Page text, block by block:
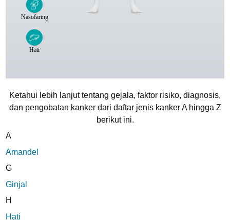
Ketahui lebih lanjut tentang gejala, faktor risiko, diagnosis,
dan pengobatan kanker dari daftar jenis kanker A hingga Z
berikut ini.
A
Amandel
G
Ginjal
H
Hati